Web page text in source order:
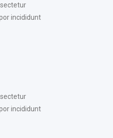
incididunt
incididunt